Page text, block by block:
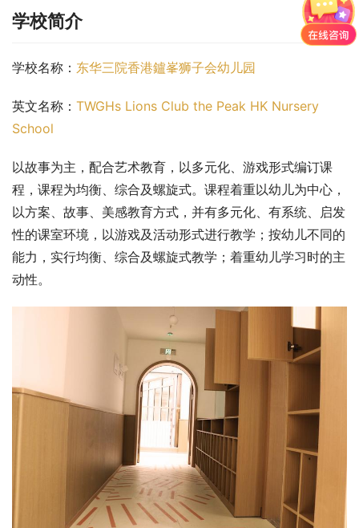
学校简介
学校名称： 东华三院香港鑪峯狮子会幼儿园
英文名称： TWGHs Lions Club the Peak HK Nursery
School
以故事为主，配合艺术教育，以多元化、游戏形式编订课
程，课程为均衡、综合及螺旋式。课程着重以幼儿为中心，
以方案、故事、美感教育方式，并有多元化、有系统、启发
性的课室环境，以游戏及活动形式进行教学；按幼儿不同的
能力，实行均衡、综合及螺旋式教学；着重幼儿学习时的主
动性。